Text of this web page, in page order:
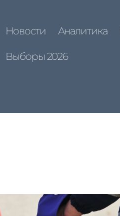
Новости Аналитика
Выборы 2026